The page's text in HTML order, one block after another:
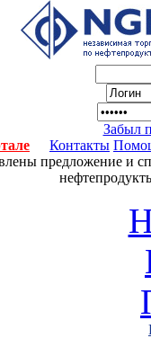
Забыл
Контакты
предложение и